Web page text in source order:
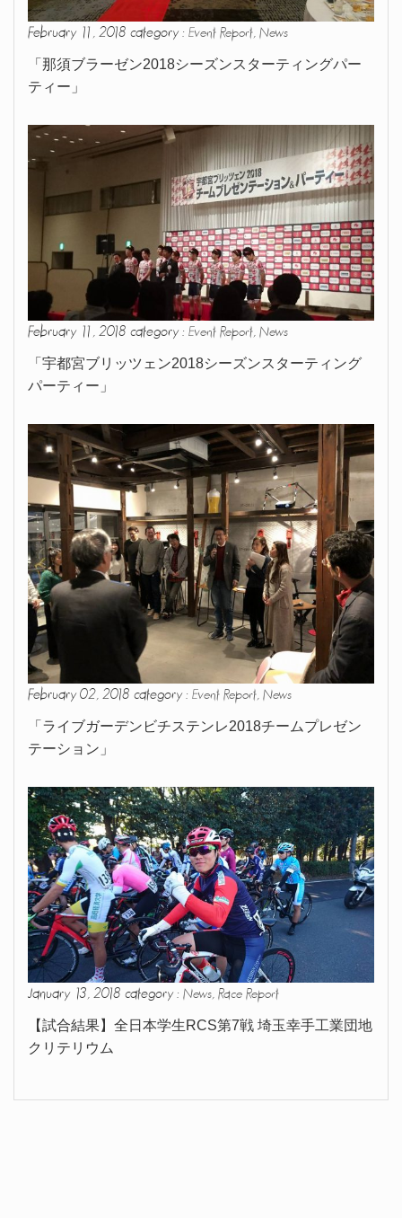
February 11, 2018 category : Event Report, News
「那須ブラーゼン2018シーズンスターティングパー
ティー」
February 11, 2018 category : Event Report News
「宇都宮ブリッツェン2018シーズンスターティング
パーティー」
February 02, 2018 category : Event Report, News
「ライブガーデンビチステンレ2018チームプレゼン
テーション」
January 13, 2018 category : News Race Report
【試合結果】全日本学生RCS第7戦 埼玉幸手工業団地
クリテリウム